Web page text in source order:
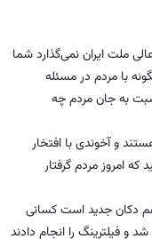
ملت ایران نمی‌گذارد شما
با مردم در مسئله
به جان مردم چه
و آخوندی با افتخار
امروز مردم گرفتار
هم دکان جدید است کسانی
و فیلترینگ را انجام دادند